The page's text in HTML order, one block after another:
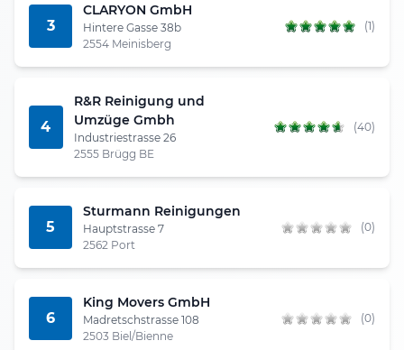
3
CLARYON GmbH
Hintere Gasse 38b
2554 Meinisberg
(1)
4
R&R Reinigung und
Umzüge Gmbh
Industriestrasse 26
2555 Brügg BE
(40)
5
Sturmann Reinigungen
Hauptstrasse 7
2562 Port
(0)
6
King Movers GmbH
Madretschstrasse 108
2503 Biel/Bienne
(0)